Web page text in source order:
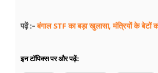
पढ़ें :-बंगाल STF का बड़ा खुलासा, मंत्रियों के बेटों
इन टॉपिक्स पर और पढ़ें: